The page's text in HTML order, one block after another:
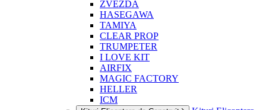
ZVEZDA
HASEGAWA
TAMIYA
CLEAR PROP
TRUMPETER
I LOVE KIT
AIRFIX
MAGIC FACTORY
HELLER
ICM